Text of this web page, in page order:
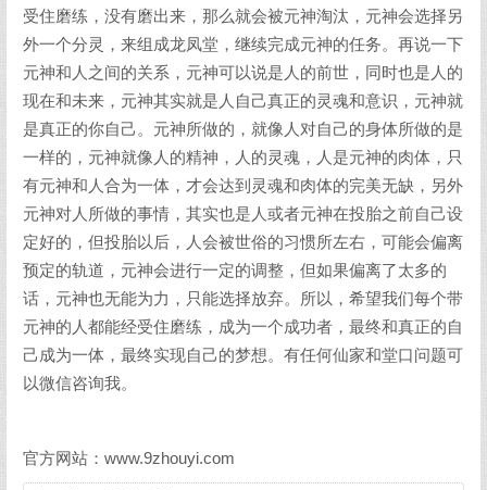
受住磨练，没有磨出来，那么就会被元神淘汰，元神会选择另
外一个分灵，来组成龙凤堂，继续完成元神的任务。再说一下
元神和人之间的关系，元神可以说是人的前世，同时也是人的
现在和未来，元神其实就是人自己真正的灵魂和意识，元神就
是真正的你自己。元神所做的，就像人对自己的身体所做的是
一样的，元神就像人的精神，人的灵魂，人是元神的肉体，只
有元神和人合为一体，才会达到灵魂和肉体的完美无缺，另外
元神对人所做的事情，其实也是人或者元神在投胎之前自己设
定好的，但投胎以后，人会被世俗的习惯所左右，可能会偏离
预定的轨道，元神会进行一定的调整，但如果偏离了太多的
话，元神也无能为力，只能选择放弃。所以，希望我们每个带
元神的人都能经受住磨练，成为一个成功者，最终和真正的自
己成为一体，最终实现自己的梦想。有任何仙家和堂口问题可
以微信咨询我。
官方网站：www.9zhouyi.com